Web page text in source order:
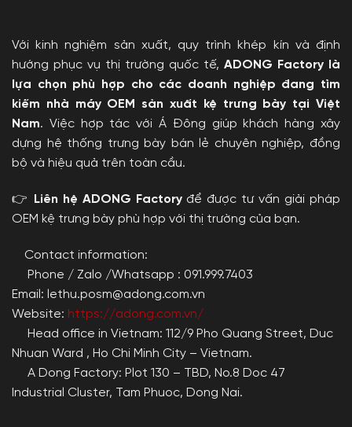
Với kinh nghiệm sản xuất, quy trình khép kín và định
hướng phục vụ thị trường quốc tế, ADONG Factory là
lựa chọn phù hợp cho các doanh nghiệp đang tìm
kiếm nhà máy OEM sản xuất kệ trưng bày tại Việt
Nam. Việc hợp tác với Á Đông giúp khách hàng xây
dựng hệ thống trưng bày bán lẻ chuyên nghiệp, đồng
bộ và hiệu quả trên toàn cầu.
👉 Liên hệ ADONG Factoryđể được tư vấn giải pháp
OEM kệ trưng bày phù hợp với thị trường của bạn.
Contact information:
Phone / Zalo /Whatsapp : 091.999.7403
Email: lethu.posm@adong.com.vn
Website: https://adong.com.vn/
Head office in Vietnam: 112/9 Pho Quang Street, Duc
Nhuan Ward , Ho Chi Minh City – Vietnam.
A Dong Factory: Plot 130 – TBD, No.8 Doc 47
Industrial Cluster, Tam Phuoc, Dong Nai.